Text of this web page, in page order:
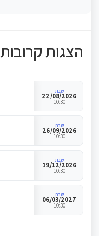
הצגות קרובות
שבת
22/08/2026
10:30
שבת
26/09/2026
10:30
שבת
19/12/2026
10:30
שבת
06/03/2027
10:30